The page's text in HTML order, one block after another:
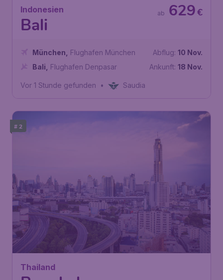
Indonesien
Bali
€
629
ab
München
Flughafen München
Bali
Flughafen Denpasar
Abflug: 10 Nov.
Ankunft: 18 Nov.
Vor 1 Stunde gefunden • Saudia
# 2
Thailand
Bangkok
€
494
ab